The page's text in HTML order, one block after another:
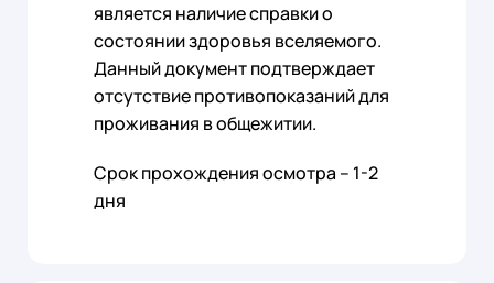
является наличие справки о
состоянии здоровья вселяемого.
Данный документ подтверждает
отсутствие противопоказаний для
проживания в общежитии.
Срок прохождения осмотра – 1-2
дня